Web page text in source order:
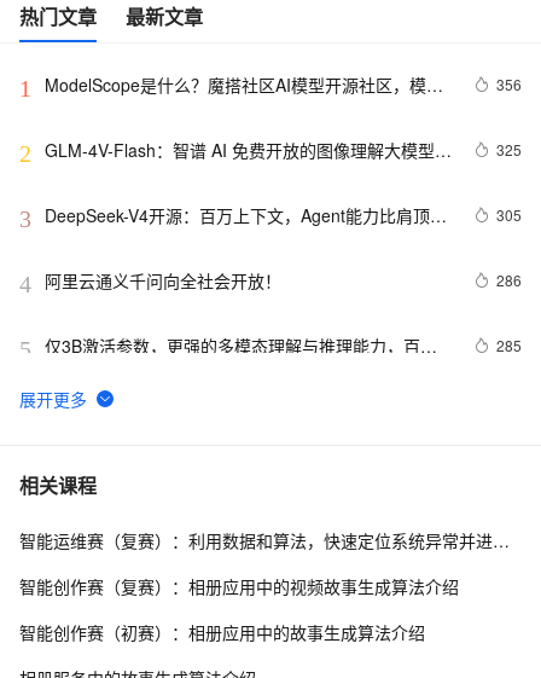
热门文章 最新文章
1
ModelScope是什么？魔搭社区AI模型开源社区，模型
356
2 GLM-4V-Flash：智谱 AI 免费开放的图像理解大模型
325
3
DeepSeek-V4开源：百万上下文，Agent能力比肩顶级
305
4 阿里云通义千问向全社会开放！ 286
5 仅3B激活参数，更强的多模态理解与推理能力，百度
285
6 HTTPS 原理
7 MNN-LLM App：在手机上离线运行大模型，阿里巴巴
8 Dropout的深入理解（基础介绍、模型描述、原理深
186
哪些事？
嵌入式开发必备！Keil uVision5 C51 V9.61 安装激活 +
相关课程
智能运维赛（复赛）：利用数据和算法，快速定位系统异常并进行根因分析
智能创作赛（复赛）：相册应用中的视频故事生成算法介绍
智能创作赛（初赛）：相册应用中的故事生成算法介绍